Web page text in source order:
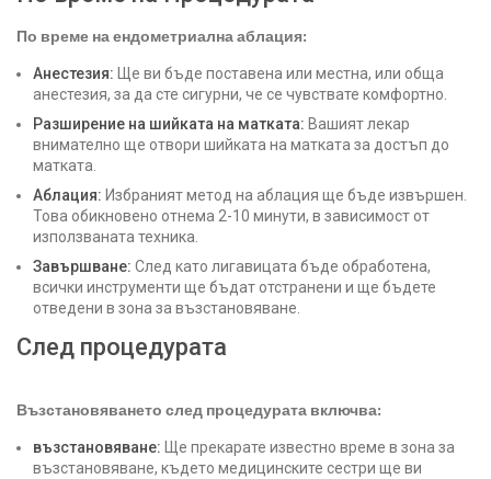
По време на ендометриална аблация:
Анестезия: Ще ви бъде поставена или местна, или обща
анестезия, за да сте сигурни, че се чувствате комфортно.
Разширение на шийката на матката: Вашият лекар
внимателно ще отвори шийката на матката за достъп до
матката.
Аблация: Избраният метод на аблация ще бъде извършен.
Това обикновено отнема 2-10 минути, в зависимост от
използваната техника.
Завършване: След като лигавицата бъде обработена,
всички инструменти ще бъдат отстранени и ще бъдете
отведени в зона за възстановяване.
След процедурата
Възстановяването след процедурата включва:
възстановяване: Ще прекарате известно време в зона за
възстановяване, където медицинските сестри ще ви